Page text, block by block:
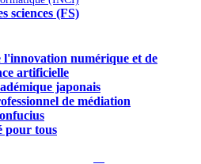
sciences (FS)
l'innovation numérique et de
artificielle
japonais
de médiation
pour tous